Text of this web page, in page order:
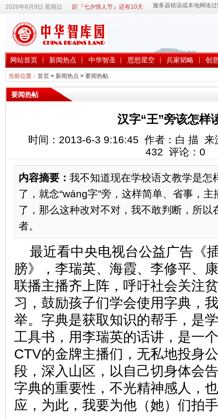
2026年8月9日 星期日 距『七夕情人节』还有10天
网站首页 新闻热点 中华智圣 思想星空 兵家韬略 创
当前位置： 首页> 新闻热点 > 要闻热帖
要闻热帖
汉字“王”旁该怎样
时间：2013-6-3 9:16:45 作者：白 描
432 评论： 0
内容摘要： 我不知道现在学校语文教学是怎
了，就念“wáng字”旁，这样简单、省事，
了，那么这种改对不对，我不敢判断，所以
者。
最近看中央电视台公益广告《
膀》，李瑞英、海霞、李修平、
联播主播齐上阵，呼吁社会关注
习，鼓励孩子们学会使用字典，
举。字典是获取知识的帮手，是
工具书，用李瑞英的话讲，是一
CTV的金牌主播们，无私地投身
段，深入山区，以自己切身体会
字典的重要性，不光精神感人，
应，为此，我要为他（她）们拍